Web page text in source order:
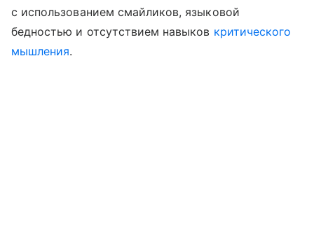
с использованием смайликов, языковой
бедностью и отсутствием навыков критического
мышления.